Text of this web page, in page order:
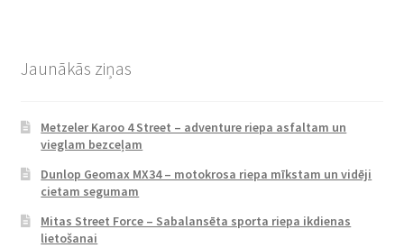
Jaunākās ziņas
Metzeler Karoo 4 Street – adventure riepa asfaltam un
vieglam bezceļam
Dunlop Geomax MX34 – motokrosa riepa mīkstam un vidēji
cietam segumam
Mitas Street Force – Sabalansēta sporta riepa ikdienas
lietošanai